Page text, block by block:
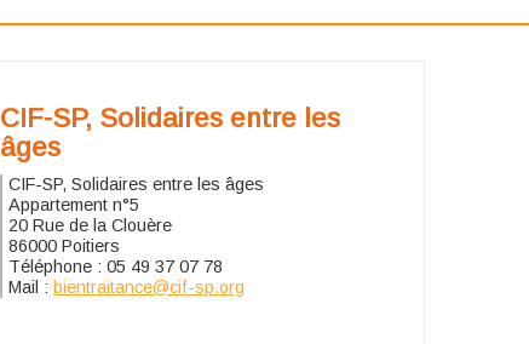
CIF-SP, Solidaires entre les
âges
CIF-SP, Solidaires entre les âges
Appartement n°5
20 Rue de la Clouère
86000 Poitiers
Téléphone : 05 49 37 07 78
Mail : bientraitance@cif-sp.org